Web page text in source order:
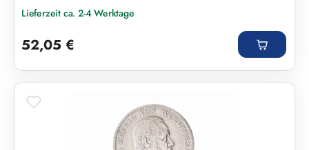
Lieferzeit ca. 2-4 Werktage
52,05 €